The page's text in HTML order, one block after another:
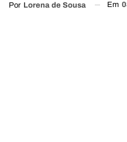
Por Lorena de Sousa Em